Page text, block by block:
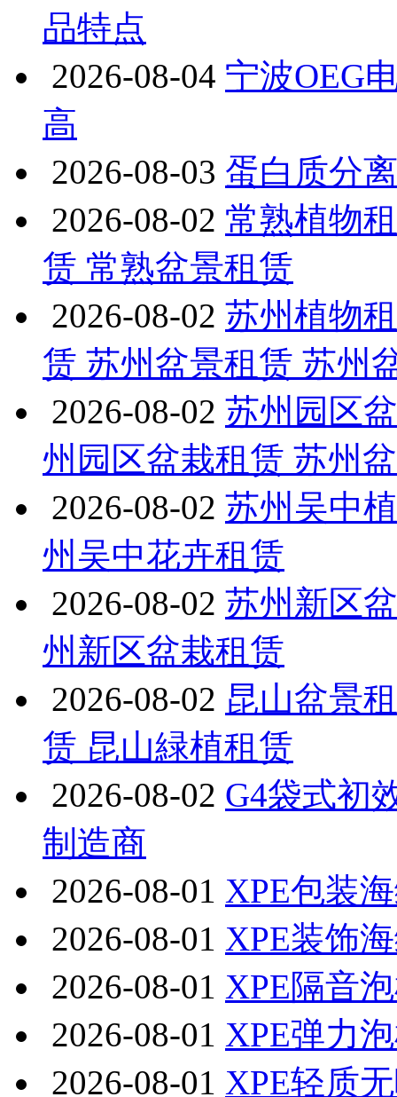
品特点
2026-08-04 宁波OEG
高
2026-08-03 蛋白质分
2026-08-02 常熟植物
赁 常熟盆景租赁
2026-08-02 苏州植物
赁 苏州盆景租赁 苏州
2026-08-02 苏州园区
州园区盆栽租赁 苏州
2026-08-02 苏州吴中
州吴中花卉租赁
2026-08-02 苏州新区
州新区盆栽租赁
2026-08-02 昆山盆景
赁 昆山緑植租赁
2026-08-02 G4袋式初
制造商
2026-08-01 XPE包装
2026-08-01 XPE装饰
2026-08-01 XPE隔音
2026-08-01 XPE弹力
2026-08-01 XPE轻质